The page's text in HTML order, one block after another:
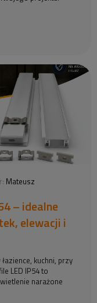
Mateusz
– idealne
elewacji i
kuchni, przy
LED IP54 to
narażone